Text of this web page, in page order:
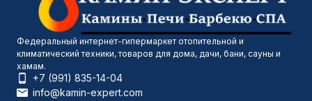
Федеральный интернет-гипермаркет отопительной и
климатический техники, товаров для дома, дачи, бани, сауны и
хамам.
+7 (991) 835-14-04
info@kamin-expert.com